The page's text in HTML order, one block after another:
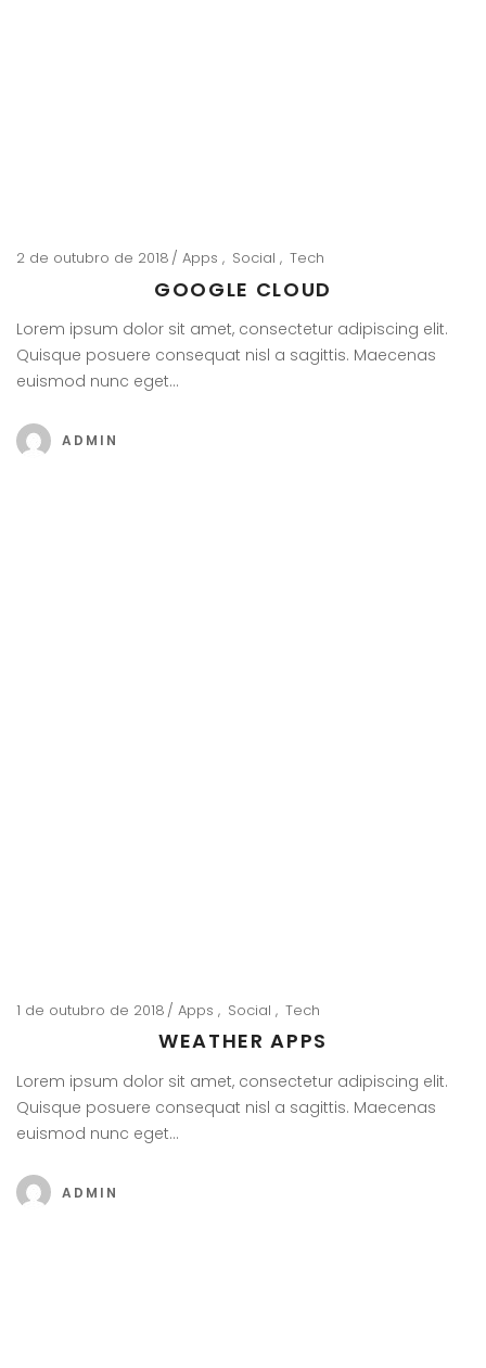
2 de outubro de 2018 Apps Social Tech
GOOGLE CLOUD
Lorem ipsum dolor sit amet, consectetur adipiscing elit.
Quisque posuere consequat nisl a sagittis. Maecenas
euismod nunc eget…
ADMIN
1 de outubro de 2018 Apps Social Tech
WEATHER APPS
Lorem ipsum dolor sit amet, consectetur adipiscing elit.
Quisque posuere consequat nisl a sagittis. Maecenas
euismod nunc eget…
ADMIN